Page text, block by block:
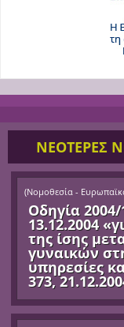
ΝΕΟΤΕΡΕΣ
(Νομοθεσία -
Οδηγία
13.12.2004
της ίσης
γυναικών
υπηρεσίες
373,